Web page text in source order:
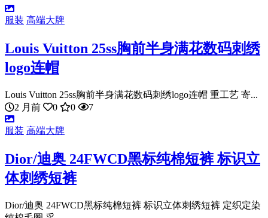
服装 高端大牌
Louis Vuitton 25ss胸前半身满花数码刺绣
logo连帽
Louis Vuitton 25ss胸前半身满花数码刺绣logo连帽 重工艺 寄...
2 月前
0 0 7
服装 高端大牌
Dior/迪奥 24FWCD黑标纯棉短裤 标识立
体刺绣短裤
Dior/迪奥 24FWCD黑标纯棉短裤 标识立体刺绣短裤 定织定染